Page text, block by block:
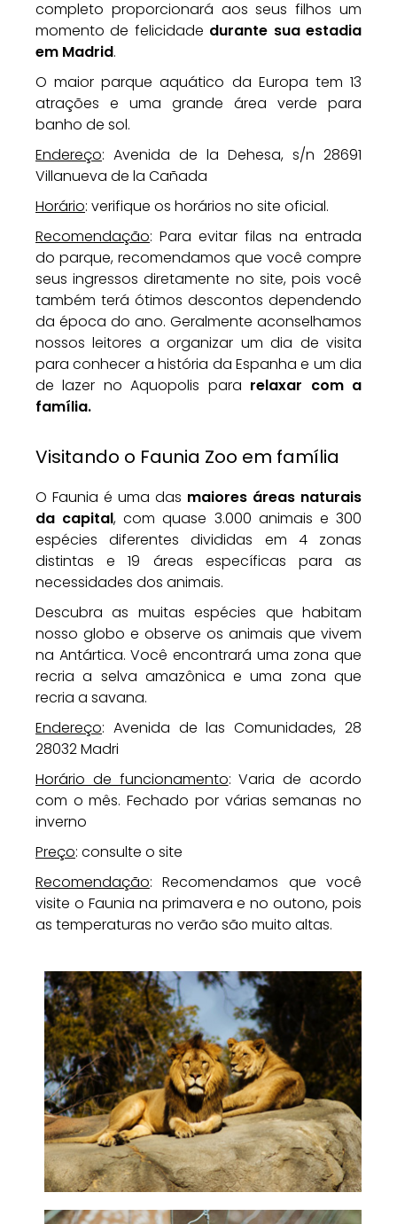
completo proporcionará aos seus filhos um
momento de felicidade durante sua estadia
em Madrid.
O maior parque aquático da Europa tem 13
atrações e uma grande área verde para
banho de sol.
Endereço: Avenida de la Dehesa, s/n 28691
Villanueva de la Cañada
Horário: verifique os horários no site oficial.
Recomendação: Para evitar filas na entrada
do parque, recomendamos que você compre
seus ingressos diretamente no site, pois você
também terá ótimos descontos dependendo
da época do ano. Geralmente aconselhamos
nossos leitores a organizar um dia de visita
para conhecer a história da Espanha e um dia
de lazer no Aquopolis para relaxar com a
família.
Visitando o Faunia Zoo em família
O Faunia é uma das maiores áreas naturais
da capital, com quase 3.000 animais e 300
espécies diferentes divididas em 4 zonas
distintas e 19 áreas específicas para as
necessidades dos animais.
Descubra as muitas espécies que habitam
nosso globo e observe os animais que vivem
na Antártica. Você encontrará uma zona que
recria a selva amazônica e uma zona que
recria a savana.
Endereço: Avenida de las Comunidades, 28
28032 Madri
Horário de funcionamento: Varia de acordo
com o mês. Fechado por várias semanas no
inverno
Preço: consulte o site
Recomendação: Recomendamos que você
visite o Faunia na primavera e no outono, pois
as temperaturas no verão são muito altas.